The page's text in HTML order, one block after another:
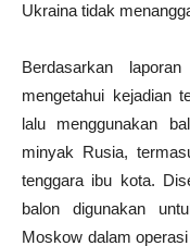
Ukraina tidak
Berdasarkan
mengetahui kejadian
lalu menggunakan
minyak Rusia,
tenggara ibu kota.
balon digunakan
Moskow dalam